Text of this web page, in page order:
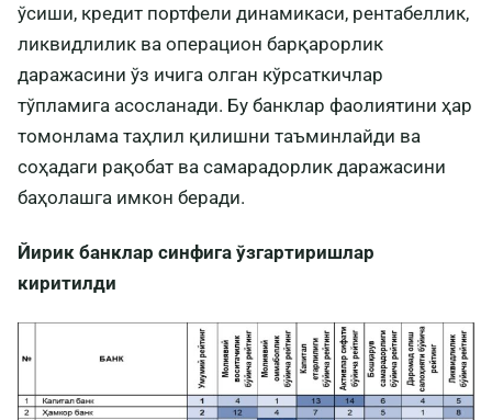
ўсиши, кредит портфели динамикаси, рентабеллик,
ликвидлилик ва операцион барқарорлик
даражасини ўз ичига олган кўрсаткичлар
тўпламига асосланади. Бу банклар фаолиятини ҳар
томонлама таҳлил қилишни таъминлайди ва
соҳадаги рақобат ва самарадорлик даражасини
баҳолашга имкон беради.
Йирик банклар синфига ўзгартиришлар
киритилди